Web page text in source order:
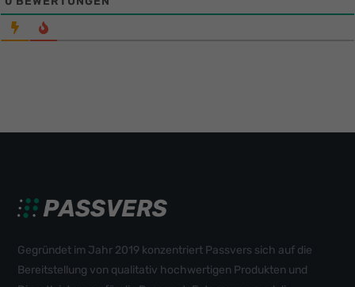
Gegründet im Jahr 2019 konzentriert Passvers sich auf die
Bereitstellung von qualitativ hochwertigen Produkten und